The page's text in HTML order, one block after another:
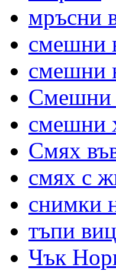
мръсни
смешни
смешни
Смешни
смешни
Смях
смях с
снимки
тъпи
Чък